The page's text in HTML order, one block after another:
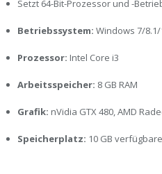
Setzt 64-Bit-Prozessor und -
Betriebssystem: Windows 7/
Prozessor: Intel Core i3
Arbeitsspeicher: 8 GB RAM
Grafik: nVidia GTX 480, AMD
Speicherplatz: 10 GB